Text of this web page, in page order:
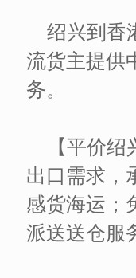
绍兴到香
流货主提供
务。
【平价
出口需求，
感货海运；
派送送仓服